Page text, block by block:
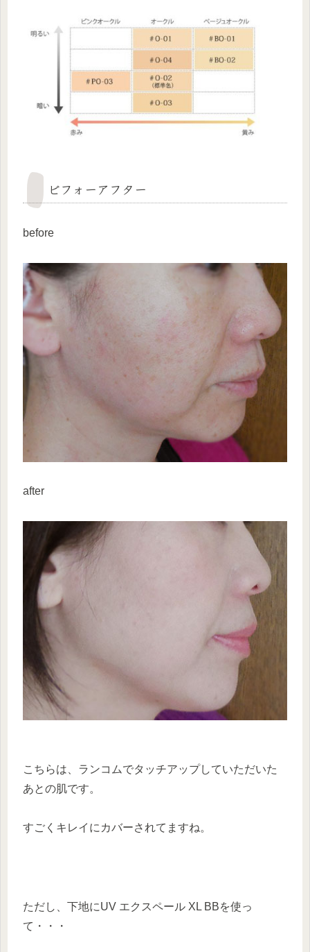
ビフォーアフター
before
after
こちらは、ランコムでタッチアップしていただいた
あとの肌です。
すごくキレイにカバーされてますね。
ただし、下地にUV エクスペール XL BBを使っ
て・・・